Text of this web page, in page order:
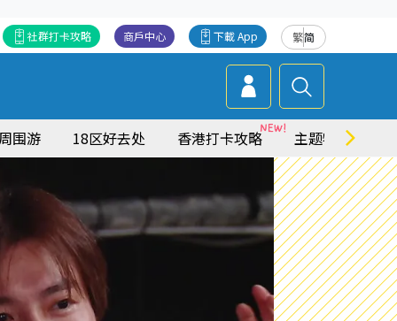
繁简
下載 App
商戶中心
社群打卡攻略
围游 18区好去处 香港打卡攻略 主题特集